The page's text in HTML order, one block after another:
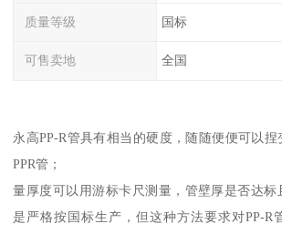
质量等级 国标
可售卖地 全国
永高PP-R管具有相当的硬度，随随便便可以
PPR管；
量厚度可以用游标卡尺测量，管壁厚是否达标
是严格按国标生产，但这种方法要求对PP-R